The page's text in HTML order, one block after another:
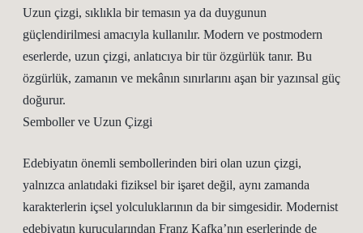
Uzun çizgi, sıklıkla bir temasın ya da duygunun
güçlendirilmesi amacıyla kullanılır. Modern ve postmodern
eserlerde, uzun çizgi, anlatıcıya bir tür özgürlük tanır. Bu
özgürlük, zamanın ve mekânın sınırlarını aşan bir yazınsal güç
doğurur.
Semboller ve Uzun Çizgi
Edebiyatın önemli sembollerinden biri olan uzun çizgi,
yalnızca anlatıdaki fiziksel bir işaret değil, aynı zamanda
karakterlerin içsel yolculuklarının da bir simgesidir. Modernist
edebiyatın kurucularından Franz Kafka’nın eserlerinde de